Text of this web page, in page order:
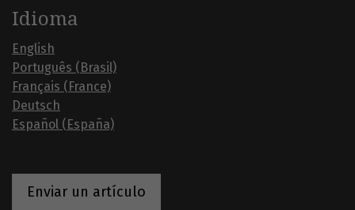
Idioma
English
Português (Brasil)
Français (France)
Deutsch
Español (España)
Enviar un artículo